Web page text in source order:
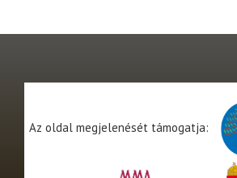
Az oldal megjelenését támogatja: